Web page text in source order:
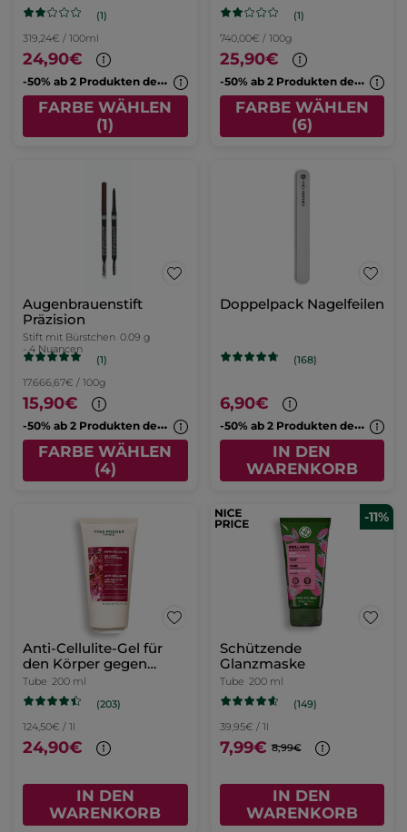
(1)
319,24€ / 100ml
24,90€
-
50% ab 2 Produkten deiner Wahl
FARBE WÄHLEN
(1)
(1)
740,00€ / 100g
25,90€
-
50% ab 2 Produkten deiner Wahl
FARBE WÄHLEN
(6)
Augenbrauenstift
Präzision
Stift mit Bürstchen 0.09 g
- 4 Nuancen
(1)
17.666,67€ / 100g
15,90€
-
50% ab 2 Produkten deiner Wahl
FARBE WÄHLEN
(4)
Doppelpack Nagelfeilen
(168)
6,90€
-
50% ab 2 Produkten deiner Wahl
IN DEN
WARENKORB
Anti-Cellulite-Gel für
den Körper gegen
Orangenhaut
Tube 200 ml
(203)
124,50€ / 1l
24,90€
IN DEN
WARENKORB
-11%
Schützende
Glanzmaske
Tube 200 ml
(149)
39,95€ / 1l
7,99€ 8,99€
IN DEN
WARENKORB